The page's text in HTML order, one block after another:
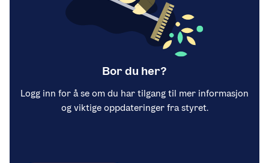
Bor du her?
Logg inn for å se om du har tilgang til mer informasjon
og viktige oppdateringer fra styret.